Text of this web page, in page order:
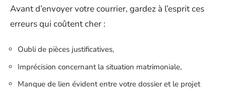
Avant d’envoyer votre courrier, gardez à l’esprit ces
erreurs qui coûtent cher :
Oubli de pièces justificatives,
Imprécision concernant la situation matrimoniale,
Manque de lien évident entre votre dossier et le projet